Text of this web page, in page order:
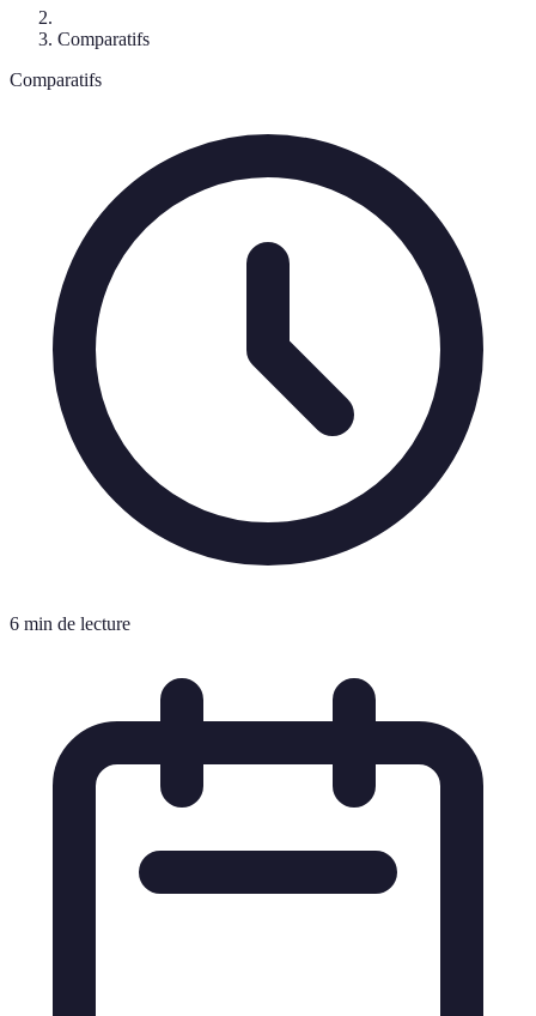
Comparatifs
Comparatifs
6 min de lecture